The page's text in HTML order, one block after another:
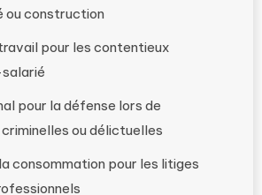
ou construction
pour les contentieux
pour la défense lors de
ou délictuelles
consommation pour les litiges